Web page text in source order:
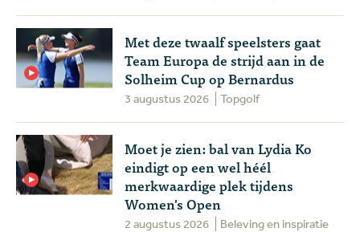
Met deze twaalf speelsters gaat
Team Europa de strijd aan in de
Solheim Cup op Bernardus
3 augustus 2026 Topgolf
Moet je zien: bal van Lydia Ko
eindigt op een wel héél
merkwaardige plek tijdens
Women's Open
2 augustus 2026 Beleving en inspiratie